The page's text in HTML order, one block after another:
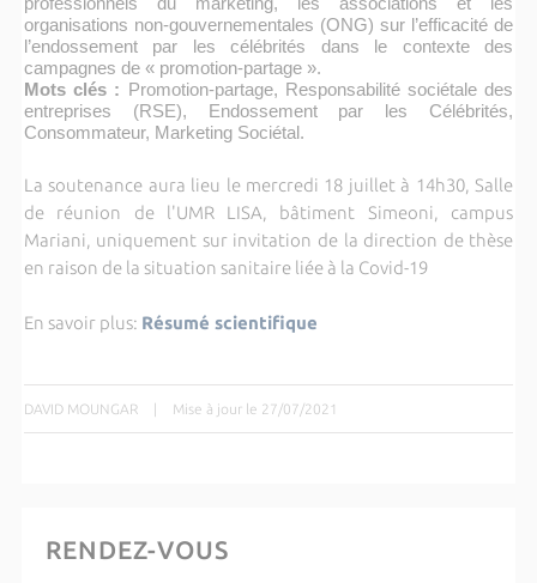
organisations non-gouvernementales (ONG) sur l’efficacité de
l’endossement par les célébrités dans le contexte des
campagnes de « promotion-partage ».
Mots clés : Promotion-partage, Responsabilité sociétale des
entreprises (RSE), Endossement par les Célébrités,
Consommateur, Marketing Sociétal.
La soutenance aura lieu lemercredi 18 juillet à 14h30, Salle
de réunion de l'UMR LISA, bâtiment Simeoni, campus
Mariani, uniquement sur invitation de la direction de thèse
en raison de la situation sanitaire liée à la Covid-19
En savoir plus: Résumé scientifique
DAVID MOUNGAR | Mise à jour le 27/07/2021
RENDEZ-VOUS